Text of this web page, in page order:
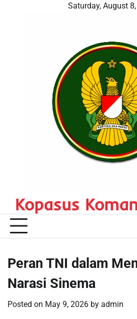
Saturday, August
Kopasus
Peran TNI dalam
Narasi Sinema
Posted on May 9, 2026 by admin